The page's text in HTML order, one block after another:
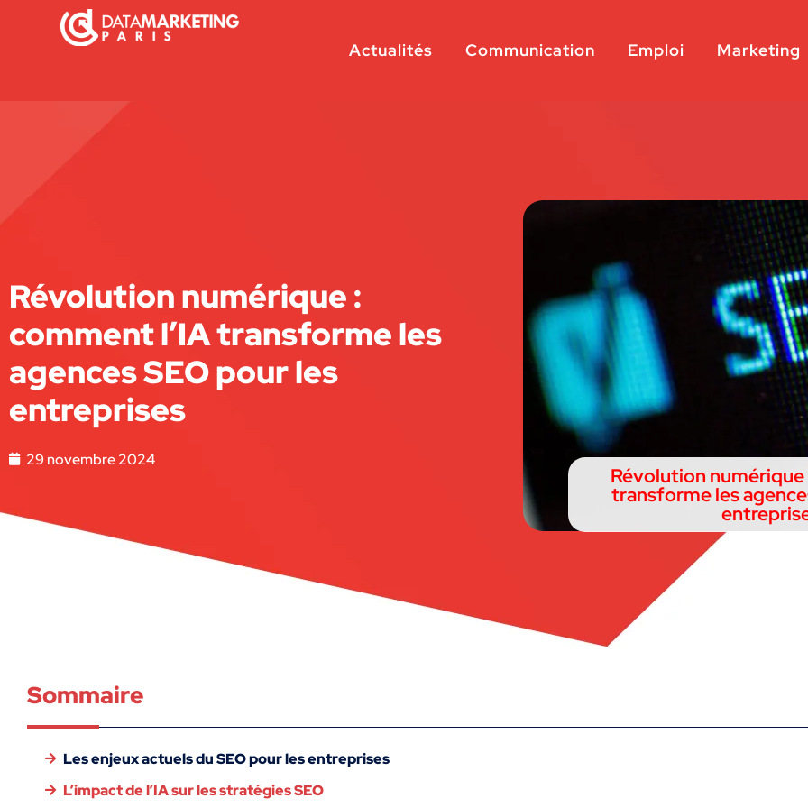
Actualités Communication Emploi Marketing
Révolution numérique :
comment l’IA transforme les
agences SEO pour les
entreprises
29 novembre 2024
Révolution numérique
transforme les
Sommaire
Les enjeux actuels du SEO pour les entreprises
L’impact de l’IA sur les stratégies SEO